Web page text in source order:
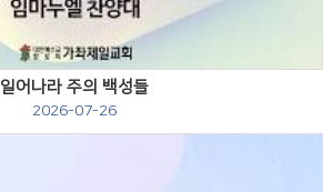
일어나라 주의 백성들
2026-07-26